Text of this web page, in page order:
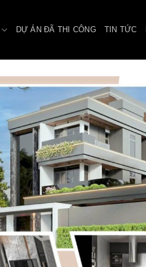
DỰ ÁN ĐÃ THI CÔNG TIN TỨC